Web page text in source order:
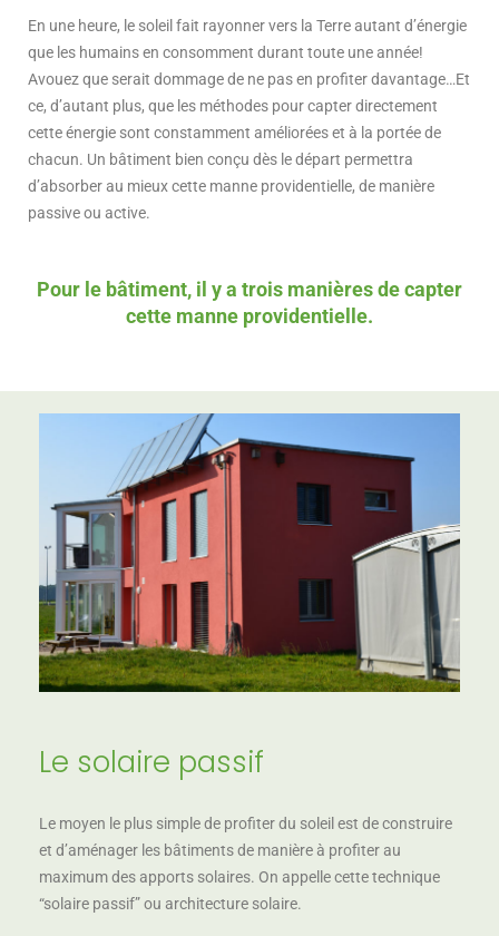
En une heure, le soleil fait rayonner vers la Terre autant d’énergie
que les humains en consomment durant toute une année!
Avouez que serait dommage de ne pas en profiter davantage…Et
ce, d’autant plus, que les méthodes pour capter directement
cette énergie sont constamment améliorées et à la portée de
chacun. Un bâtiment bien conçu dès le départ permettra
d’absorber au mieux cette manne providentielle, de manière
passive ou active.
Pour le bâtiment, il y a trois manières de capter
cette manne providentielle.
Le solaire passif
Le moyen le plus simple de profiter du soleil est de construire
et d’aménager les bâtiments de manière à profiter au
maximum des apports solaires. On appelle cette technique
“solaire passif” ou architecture solaire.